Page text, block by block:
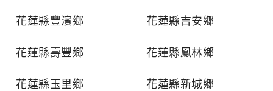
花蓮縣豐濱鄉 花蓮縣吉安鄉
花蓮縣壽豐鄉 花蓮縣鳳林鄉
花蓮縣玉里鄉 花蓮縣新城鄉